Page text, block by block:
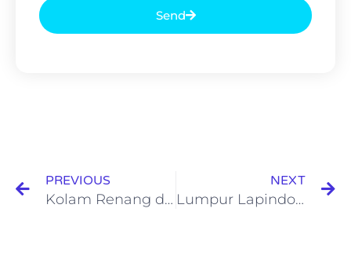
Send
PREVIOUS
Kolam Renang di Sidoarjo Under 20 K, Cocok untuk Liburan Sekolah!
NEXT
Lumpur Lapindo Itu Wisata atau Monumen Tragedi?